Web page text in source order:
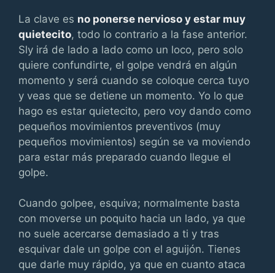
La clave es no ponerse nervioso y estar muy
quietecito, todo lo contrario a la fase anterior.
Sly irá de lado a lado como un loco, pero solo
quiere confundirte, el golpe vendrá en algún
momento y será cuando se coloque cerca tuyo
y veas que se detiene un momento. Yo lo que
hago es estar quietecito, pero voy dando como
pequeños movimientos preventivos (muy
pequeños movimientos) según se va moviendo
para estar más preparado cuando llegue el
golpe.
Cuando golpee, esquiva; normalmente basta
con moverse un poquito hacia un lado, ya que
no suele acercarse demasiado a ti y tras
esquivar dale un golpe con el aguijón. Tienes
que darle muy rápido, ya que en cuanto ataca